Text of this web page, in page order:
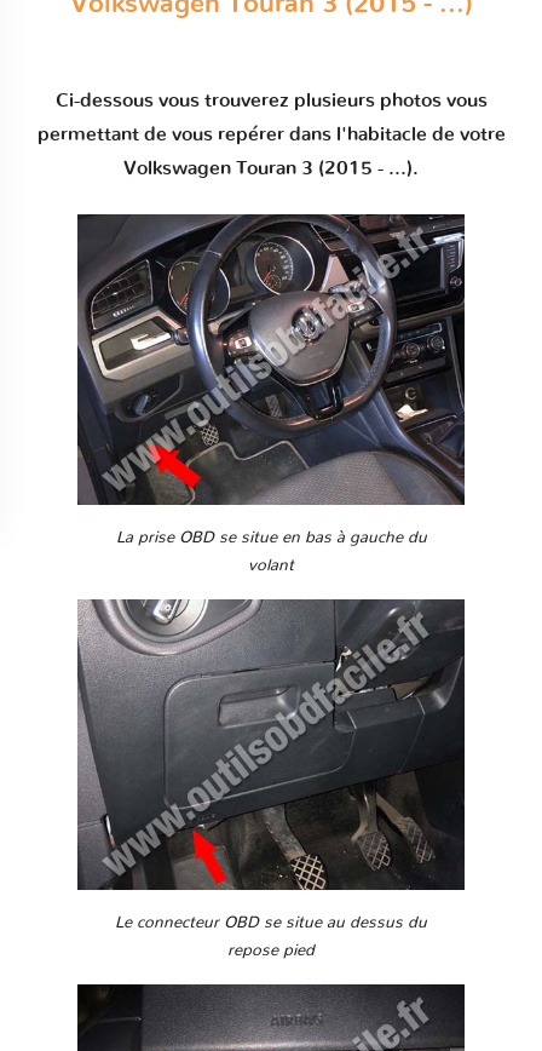
Ci-dessous vous trouverez plusieurs photos vous
permettant de vous repérer dans l'habitacle de votre
Volkswagen Touran 3 (2015 - ...).
La prise OBD se situe en bas à gauche du
volant
Le connecteur OBD se situe au dessus du
repose pied